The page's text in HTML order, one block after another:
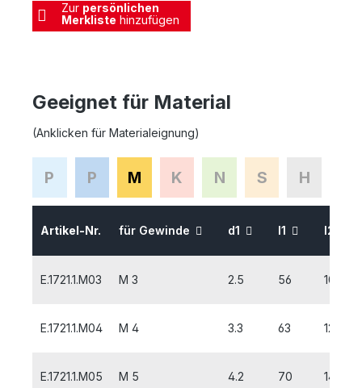
Zur persönlichen
Merkliste hinzufügen
Geeignet für Material
(Anklicken für Materialeignung)
P P M K N S H
Artikel-Nr. für Gewinde d1 l1 l2
E.1721.1.M03 M 3 2.5 56 10
E.1721.1.M04 M 4 3.3 63 12
E.1721.1.M05 M 5 4.2 70 14